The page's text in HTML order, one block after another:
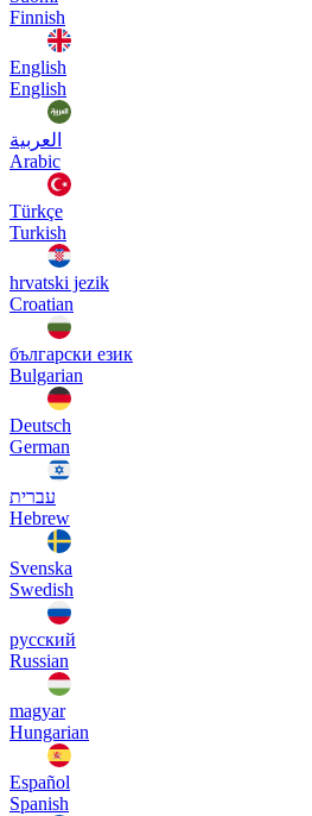
Finnish
English
English
العربية
Arabic
Türkçe
Turkish
hrvatski jezik
Croatian
български език
Bulgarian
Deutsch
German
עברית
Hebrew
Svenska
Swedish
русский
Russian
magyar
Hungarian
Español
Spanish